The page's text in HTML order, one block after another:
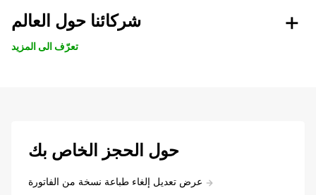
شركائنا حول العالم
تعرّف الى المزيد
حول الحجز الخاص بك
عرض تعديل إلغاء طباعة نسخة من الفاتورة